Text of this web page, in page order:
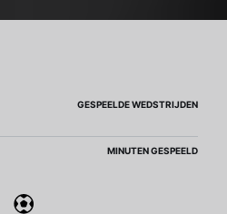
GESPEELDE WEDSTRIJDEN
MINUTEN GESPEELD